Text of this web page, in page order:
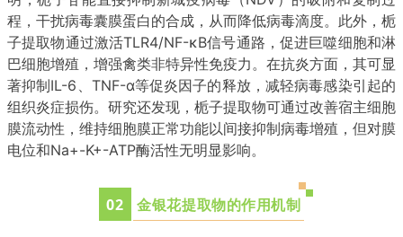
程，干扰病毒囊膜蛋白的合成，从而降低病毒滴度。此外，栀
子提取物通过激活TLR4/NF-κB信号通路，促进巨噬细胞和淋
巴细胞增殖，增强禽类非特异性免疫力。在抗炎方面，其可显
著抑制IL-6、TNF-α等促炎因子的释放，减轻病毒感染引起的
组织炎症损伤。研究还发现，栀子提取物可通过改善宿主细胞
膜流动性，维持细胞膜正常功能以间接抑制病毒增殖，但对膜
电位和Na+-K+-ATP酶活性无明显影响。
02 金银花提取物的作用机制